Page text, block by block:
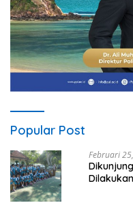
Popular Post
Februari